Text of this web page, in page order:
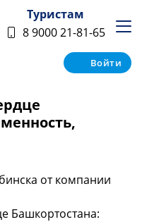
Туристам
8 9000 21-81-65
Войти
от компании
Башкортостана: